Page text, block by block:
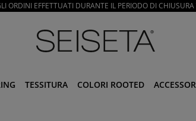
ORDINI EFFETTUATI DURANTE IL PERIODO DI
TESSITURA COLORI ROOTED